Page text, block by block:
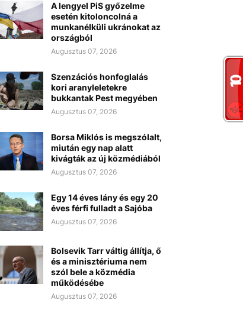
A lengyel PiS győzelme
esetén kitoloncolná a
munkanélküli ukránokat az
országból
Augusztus 07, 2026
Szenzációs honfoglalás
kori aranyleletekre
bukkantak Pest megyében
Augusztus 07, 2026
Borsa Miklós is megszólalt,
miután egy nap alatt
kivágták az új közmédiából
Augusztus 07, 2026
Egy 14 éves lány és egy 20
éves férfi fulladt a Sajóba
Augusztus 07, 2026
Bolsevik Tarr váltig állítja, ő
és a minisztériuma nem
szól bele a közmédia
működésébe
Augusztus 07, 2026